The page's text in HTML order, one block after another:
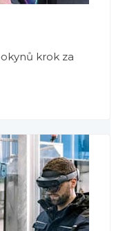
krok za